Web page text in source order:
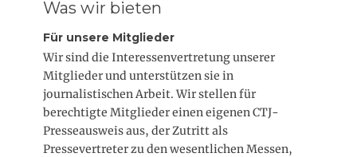
Was wir bieten
Für unsere Mitglieder
Wir sind die Interessenvertretung unserer
Mitglieder und unterstützen sie in
journalistischen Arbeit. Wir stellen für
berechtigte Mitglieder einen eigenen CTJ-
Presseausweis aus, der Zutritt als
Pressevertreter zu den wesentlichen Messen,